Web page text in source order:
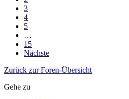
3
4
5
…
15
Nächste
Zurück zur Foren-Übersicht
Gehe zu